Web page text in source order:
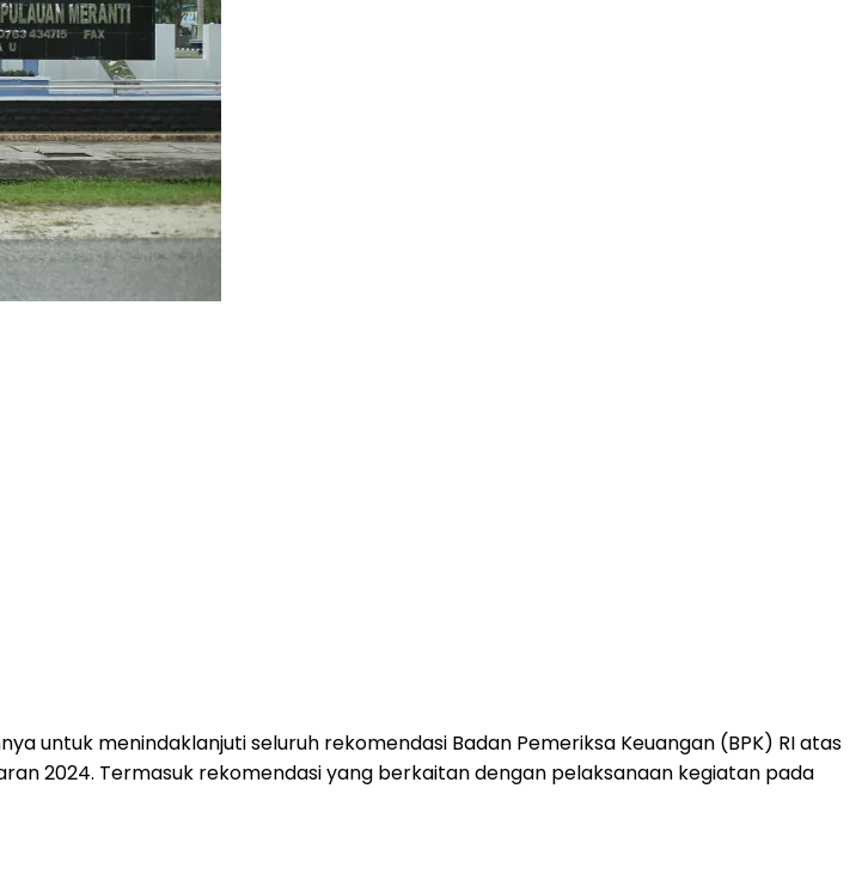
untuk menindaklanjuti seluruh rekomendasi Badan Pemeriksa Keuangan (BPK) RI atas
2024. Termasuk rekomendasi yang berkaitan dengan pelaksanaan kegiatan pada